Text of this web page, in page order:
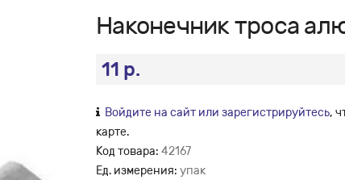
Наконечник троса
11 р.
Войдите на сайт или зарегистрируйтесь,
карте.
Код товара: 42167
Ед. измерения: упак